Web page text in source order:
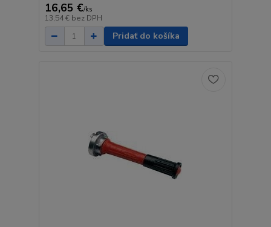
16,65 €/ks
13,54 € bez DPH
Pridať do košíka